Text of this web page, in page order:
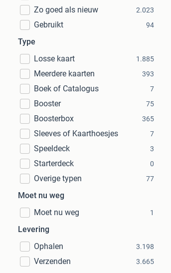
Zo goed als nieuw 2.023
Gebruikt 94
Type
Losse kaart
1.885
Meerdere kaarten 393
Boek of Catalogus 7
Booster 75
Boosterbox 365
Sleeves of Kaarthoesjes 7
Speeldeck 3
Starterdeck 0
Overige typen 77
Moet nu weg
Moet nu weg
1
Levering
Ophalen
3.198
Verzenden 3.665